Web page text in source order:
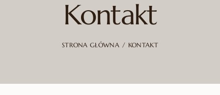
Kontakt
STRONA GŁÓWNA KONTAKT